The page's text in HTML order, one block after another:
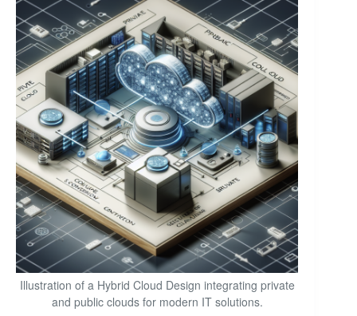
Illustration of a Hybrid Cloud Design integrating private
and public clouds for modern IT solutions.